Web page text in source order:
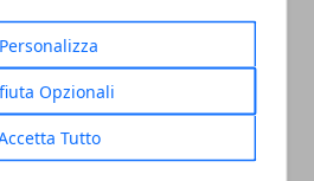
Personalizza
Opzionali
Tutto